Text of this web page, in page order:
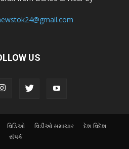
US
વિડિઓ વિડીઓ સમાચાર
દેશ વિદેશ
સંપર્ક